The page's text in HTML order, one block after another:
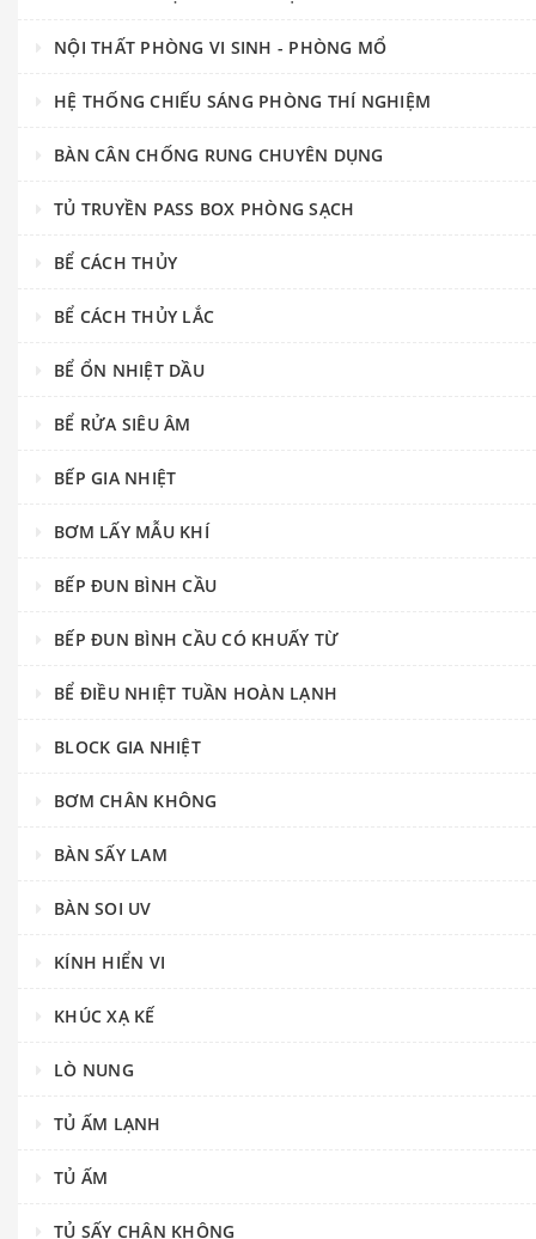
NỘI THẤT PHÒNG VI SINH - PHÒNG MỔ
HỆ THỐNG CHIẾU SÁNG PHÒNG THÍ NGHIỆM
BÀN CÂN CHỐNG RUNG CHUYÊN DỤNG
TỦ TRUYỀN PASS BOX PHÒNG SẠCH
BỂ CÁCH THỦY
BỂ CÁCH THỦY LẮC
BỂ ỔN NHIỆT DẦU
BỂ RỬA SIÊU ÂM
BẾP GIA NHIỆT
BƠM LẤY MẪU KHÍ
BẾP ĐUN BÌNH CẦU
BẾP ĐUN BÌNH CẦU CÓ KHUẤY TỪ
BỂ ĐIỀU NHIỆT TUẦN HOÀN LẠNH
BLOCK GIA NHIỆT
BƠM CHÂN KHÔNG
BÀN SẤY LAM
BÀN SOI UV
KÍNH HIỂN VI
KHÚC XẠ KẾ
LÒ NUNG
TỦ ẤM LẠNH
TỦ ẤM
TỦ SẤY CHÂN KHÔNG